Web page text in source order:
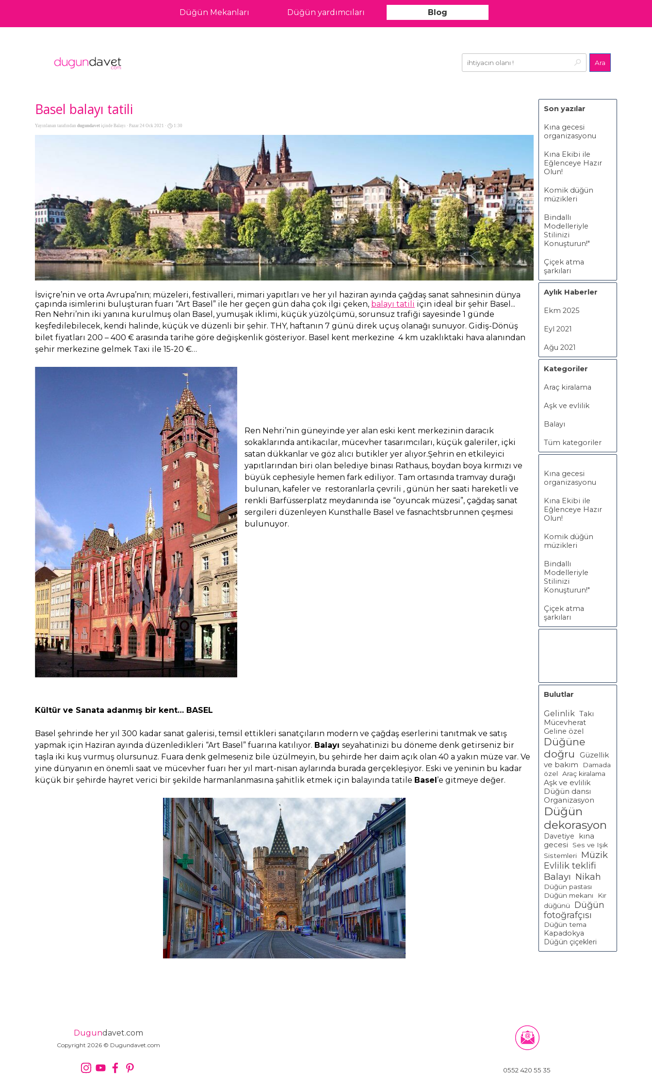
Ara
Düğün Mekanları Düğün yardımcıları Blog
Basel balayı tatili
Yayınlanan tarafından dugundavet içinde Balayı · Pazar 24 Ock 2021 · 1:30
İsviçre’nin ve orta Avrupa’nın; müzeleri, festivalleri, mimari yapıtları ve her yıl haziran ayında çağdaş sanat sahnesinin dünya
çapında isimlerini buluşturan fuarı “Art Basel” ile her geçen gün daha çok ilgi çeken, balayı tatili için ideal bir şehir Basel...
Ren Nehri’nin iki yanına kurulmuş olan Basel, yumuşak iklimi, küçük yüzölçümü, sorunsuz trafiği sayesinde 1 günde
keşfedilebilecek, kendi halinde, küçük ve düzenli bir şehir. THY, haftanın 7 günü direk uçuş olanağı sunuyor. Gidiş-Dönüş
bilet fiyatları 200 – 400 € arasında tarihe göre değişkenlik gösteriyor. Basel kent merkezine 4 km uzaklıktaki hava alanından
şehir merkezine gelmek Taxi ile 15-20 €…
Ren Nehri’nin güneyinde yer alan eski kent merkezinin daracık
sokaklarında antikacılar, mücevher tasarımcıları, küçük galeriler, içki
satan dükkanlar ve göz alıcı butikler yer alıyor.Şehrin en etkileyici
yapıtlarından biri olan belediye binası Rathaus, boydan boya kırmızı ve
büyük cephesiyle hemen fark ediliyor. Tam ortasında tramvay durağı
bulunan, kafeler ve restoranlarla çevrili , günün her saati hareketli ve
renkli Barfüsserplatz meydanında ise “oyuncak müzesi”, çağdaş sanat
sergileri düzenleyen Kunsthalle Basel ve fasnachtsbrunnen çeşmesi
bulunuyor.
Kültür ve Sanata adanmış bir kent… BASEL
Basel şehrinde her yıl 300 kadar sanat galerisi, temsil ettikleri sanatçıların modern ve çağdaş eserlerini tanıtmak ve satış
yapmak için Haziran ayında düzenledikleri “Art Basel” fuarına katılıyor. Balayı seyahatinizi bu döneme denk getirseniz bir
taşla iki kuş vurmuş olursunuz. Fuara denk gelmeseniz bile üzülmeyin, bu şehirde her daim açık olan 40 a yakın müze var. Ve
yine dünyanın en önemli saat ve mücevher fuarı her yıl mart-nisan aylarında burada gerçekleşiyor. Eski ve yeninin bu kadar
küçük bir şehirde hayret verici bir şekilde harmanlanmasına şahitlik etmek için balayında tatile Basel’e gitmeye değer.
Son yazılar
Kına gecesi
organizasyonu
Kına Ekibi ile
Eğlenceye Hazır
Olun!
Komik düğün
müzikleri
Bindallı
Modelleriyle
Stilinizi
Konuşturun!"
Çiçek atma
şarkıları
Aylık Haberler
Ekm 2025
Eyl 2021
Ağu 2021
Kategoriler
Araç kiralama
Aşk ve evlilik
Balayı
Tüm kategoriler
Kına gecesi
organizasyonu
Kına Ekibi ile
Eğlenceye Hazır
Olun!
Komik düğün
müzikleri
Bindallı
Modelleriyle
Stilinizi
Konuşturun!"
Çiçek atma
şarkıları
Bulutlar
Gelinlik Takı
Mücevherat
Geline özel
Düğüne
doğru
Güzellik
ve bakım
Damada
özel
Araç kiralama
Aşk ve evlilik
Düğün dansı
Organizasyon
Düğün
dekorasyon
Davetiye
kına
gecesi
Ses ve Işık
Sistemleri
Müzik
Evlilik teklifi
Balayı Nikah
Düğün pastası
Düğün mekanı
Kır
düğünü
Düğün
fotoğrafçısı
Düğün tema
Kapadokya
Düğün çiçekleri
0552 420 55 35
Dugundavet.com
Copyright 2026 © Dugundavet.com